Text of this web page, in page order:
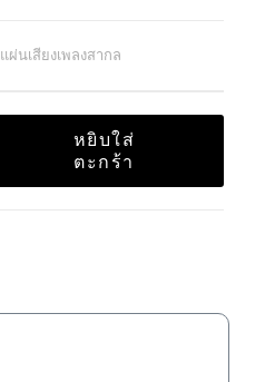
แผ่นเสียงเพลงสากล
หยิบใส่
ตะกร้า